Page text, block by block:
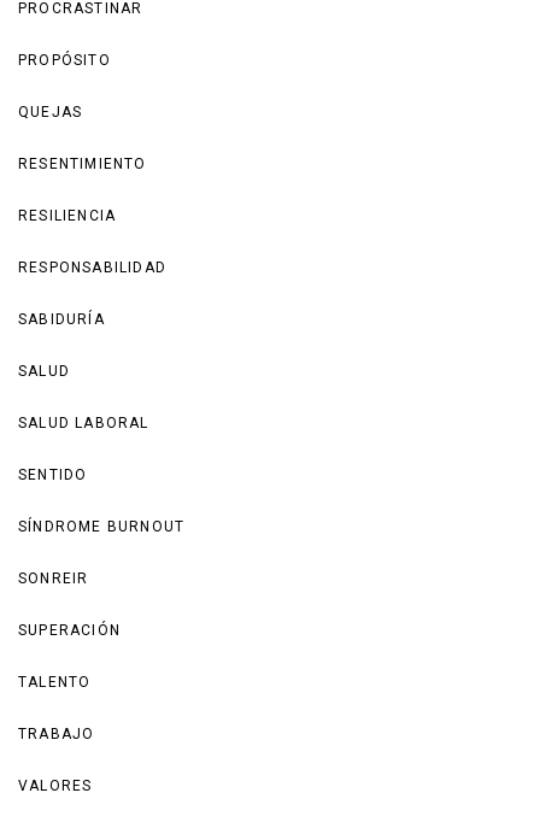
PROCRASTINAR
PROPÓSITO
QUEJAS
RESENTIMIENTO
RESILIENCIA
RESPONSABILIDAD
SABIDURÍA
SALUD
SALUD LABORAL
SENTIDO
SÍNDROME BURNOUT
SONREIR
SUPERACIÓN
TALENTO
TRABAJO
VALORES